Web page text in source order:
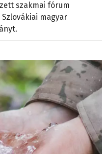
szakmai fórum
magyar